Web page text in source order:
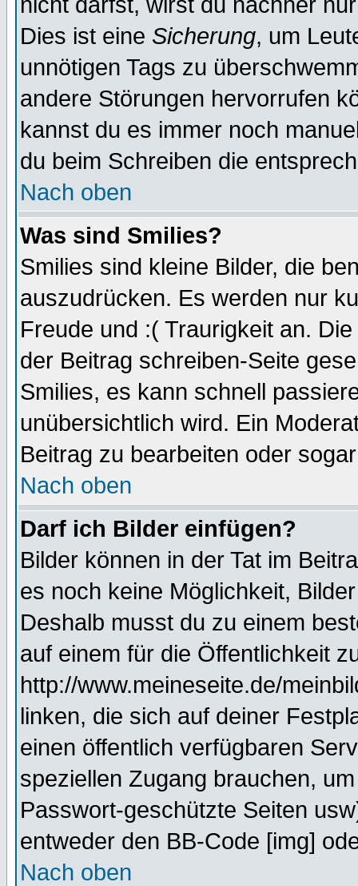
Dies ist eine Sicherung, um
unnötigen Tags zu
andere Störungen hervorrufen
kannst du es immer noch
du beim Schreiben die
Nach oben
Was sind Smilies?
Smilies sind kleine Bilder, die
auszudrücken. Es werden nur
Freude und :( Traurigkeit an.
der Beitrag schreiben-Seite
Smilies, es kann schnell
unübersichtlich wird. Ein
Beitrag zu bearbeiten oder
Nach oben
Darf ich Bilder einfügen?
Bilder können in der Tat im
es noch keine Möglichkeit,
Deshalb musst du zu einem
auf einem für die Öffentlichkeit
http://www.meineseite.de/
linken, die sich auf deiner
einen öffentlich verfügbaren
speziellen Zugang brauchen,
Passwort-geschützte Seiten
entweder den BB-Code [img]
Nach oben